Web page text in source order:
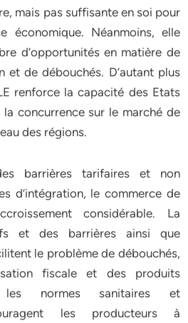
mais pas suffisante en soi pour
économique. Néanmoins, elle
d’opportunités en matière de
de débouchés. D’autant plus
renforce la capacité des Etats
concurrence sur le marché de
des régions.
barrières tarifaires et non
d’intégration, le commerce de
considérable. La
et des barrières ainsi que
le problème de débouchés,
fiscale et des produits
les normes sanitaires et
les producteurs à